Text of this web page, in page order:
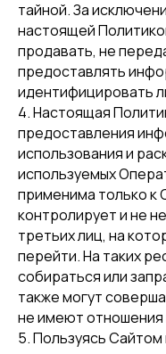
тайной. За
настоящей
продавать, не
предоставлять
идентифицировать
4. Настоящая
предоставления
использования и
используемых
применима только к
контролирует и не
третьих лиц, на
перейти. На таких
собираться или
также могут
не имеют отношения
5. Пользуясь